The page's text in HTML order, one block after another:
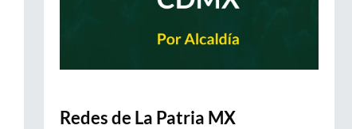
Redes de La Patria MX